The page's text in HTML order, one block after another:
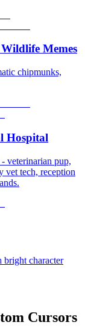
Memes
chipmunks,
Hospital
veterinarian pup,
vet tech, reception
bright character
Cursors